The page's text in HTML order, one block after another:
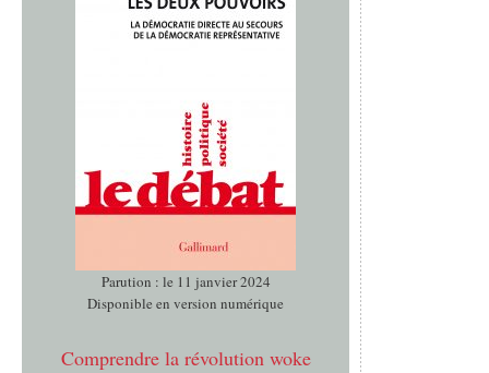
Parution : le 11 janvier 2024
Disponible en version numérique
Comprendre la révolution woke